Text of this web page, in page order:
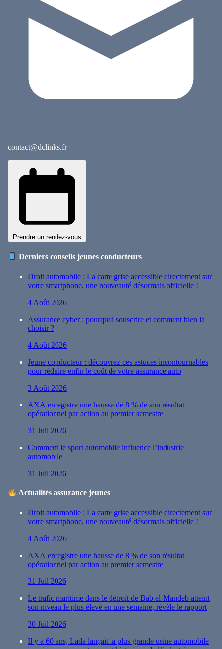
contact@dclinks.fr
Prendre un rendez-vous
Derniers conseils jeunes conducteurs
Droit automobile : La carte grise accessible directement sur
votre smartphone, une nouveauté désormais officielle !
4 Août 2026
Assurance cyber : pourquoi souscrire et comment bien la
choisir ?
4 Août 2026
Jeune conducteur : découvrez ces astuces incontournables
pour réduire enfin le coût de votre assurance auto
3 Août 2026
AXA enregistre une hausse de 8 % de son résultat
opérationnel par action au premier semestre
31 Juil 2026
Comment le sport automobile influence l’industrie
automobile
31 Juil 2026
Actualités assurance jeunes
Droit automobile : La carte grise accessible directement sur
votre smartphone, une nouveauté désormais officielle !
4 Août 2026
AXA enregistre une hausse de 8 % de son résultat
opérationnel par action au premier semestre
31 Juil 2026
Le trafic maritime dans le détroit de Bab el-Mandeb atteint
son niveau le plus élevé en une semaine, révèle le rapport
30 Juil 2026
Il y a 60 ans, Lada lançait la plus grande usine automobile